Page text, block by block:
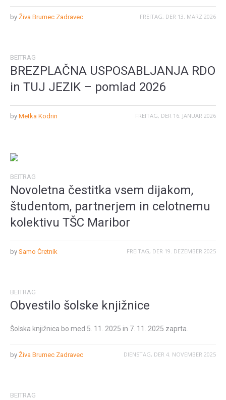
FREITAG, DER 13. MÄRZ 2026
by Živa Brumec Zadravec
BEITRAG
BREZPLAČNA USPOSABLJANJA RDO
in TUJ JEZIK – pomlad 2026
FREITAG, DER 16. JANUAR 2026
by Metka Kodrin
BEITRAG
Novoletna čestitka vsem dijakom,
študentom, partnerjem in celotnemu
kolektivu TŠC Maribor
FREITAG, DER 19. DEZEMBER 2025
by Samo Čretnik
BEITRAG
Obvestilo šolske knjižnice
Šolska knjižnica bo med 5. 11. 2025 in 7. 11. 2025 zaprta.
DIENSTAG, DER 4. NOVEMBER 2025
by Živa Brumec Zadravec
BEITRAG